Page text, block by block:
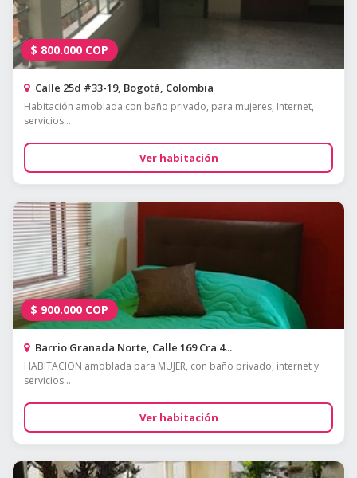
$ 800.000 COP
Calle 25d #33-19, Bogotá, Colombia
Habitación amoblada con baño privado, para mujeres, Internet,
servicios...
Ver habitación
$ 900.000 COP
Barrio Granada Norte, Calle 169 Cra 4...
HABITACION amoblada para MUJER, con baño privado, internet y
servicios...
Ver habitación